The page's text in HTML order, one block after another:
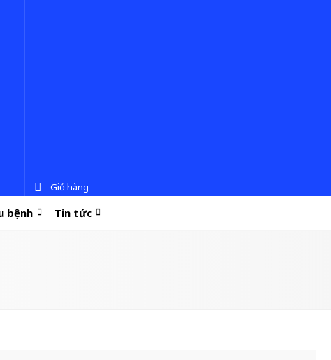
Giỏ hàng
bệnh Tin tức